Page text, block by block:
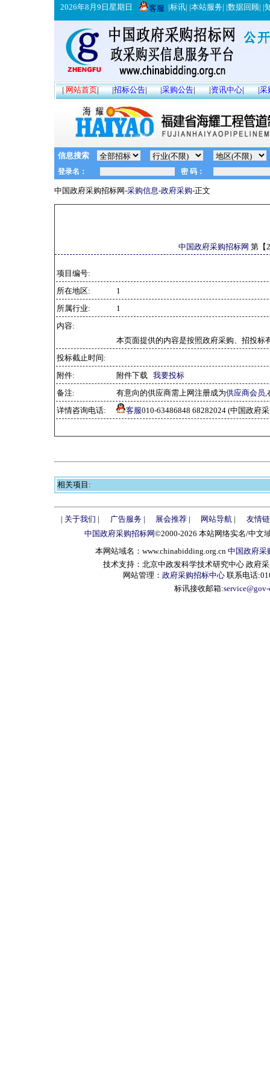
2026年8月9日星期日 客服 |标讯| |本站服务| |数据回顾| |
|网站首页| |招标公告| |采购公告| |资讯中心| |采
信息搜索
中国政府采购招标网-采购信息-政府采购-正文
中国政府采购招标网 第【
项目编号:
所在地区:
1
所属行业:
1
内容:
本页面提供的内容是按照政府采购、招投标
投标截止时间:
附件:
附件下载 我要投标
备注:
有意向的供应商需上网注册成为供应商会员,
详情咨询电话:
客服010-63486848 68282024 (中国政府
相关项目:
| 关于我们 | 广告服务| 展会推荐| 网站导航 |
友情
中国政府采购招标网©2000-2026 本站网络实名/中文
本网站域名：www.chinabidding.org.cn 中国政府采
技术支持：北京中政发科学技术研究中心 政府
网站管理： 政府采购招标中心 联系电话
标讯接收邮箱: